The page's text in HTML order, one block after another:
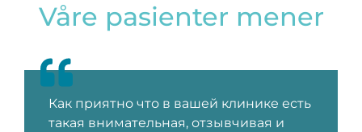
Våre pasienter mener
Как приятно что в вашей клинике есть
такая внимательная, отзывчивая и